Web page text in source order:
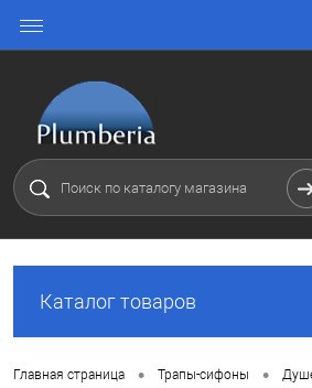
Каталог товаров
Главная страница • Трапы-сифоны •